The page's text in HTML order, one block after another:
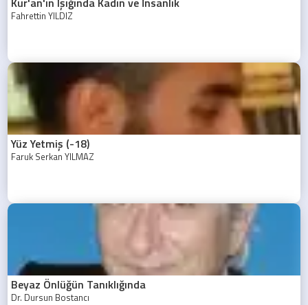
Fahrettin YILDIZ
Yüz Yetmiş (-18)
Faruk Serkan YILMAZ
Beyaz Önlüğün Tanıklığında
Dr. Dursun Bostancı